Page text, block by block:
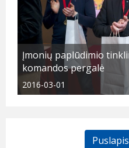
Įmonių paplūdimio
komandos pergalė
2016-03-01